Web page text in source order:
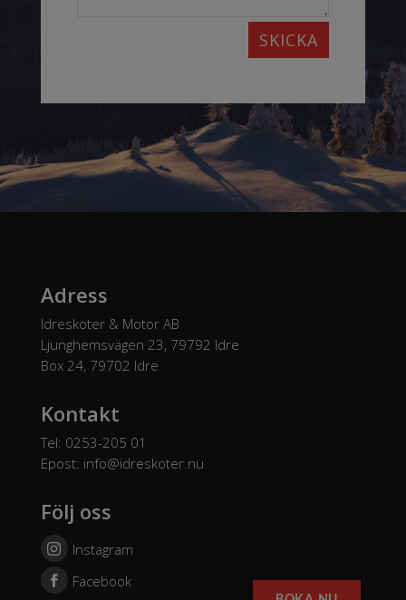
SKICKA
Adress
Idreskoter & Motor AB
Ljunghemsvägen 23, 79792 Idre
Box 24, 79702 Idre
Kontakt
Tel: 0253-205 01
Epost: info@idreskoter.nu
Följ oss
Instagram
Facebook